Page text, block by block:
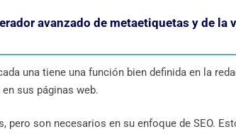
avanzado de metaetiquetas y de la
una tiene una función bien definida en la
sus páginas web.
pero son necesarios en su enfoque de SEO.